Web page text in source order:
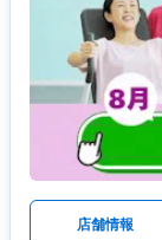
店舗情報